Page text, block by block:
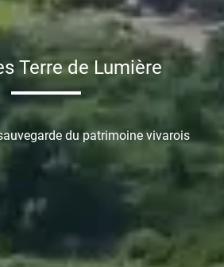
Terre de Lumière
du patrimoine vivarois